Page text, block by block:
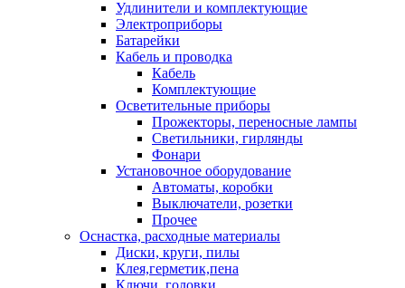
Удлинители и комплектующие
Электроприборы
Батарейки
Кабель и проводка
Кабель
Комплектующие
Осветительные приборы
Прожекторы, переносные лампы
Светильники, гирлянды
Фонари
Установочное оборудование
Автоматы, коробки
Выключатели, розетки
Прочее
Оснастка, расходные материалы
Диски, круги, пилы
Клея,герметик,пена
Ключи, головки